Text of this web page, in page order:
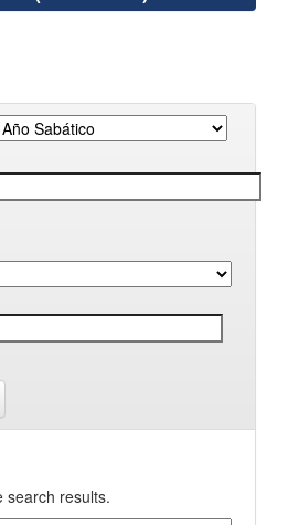
search results.